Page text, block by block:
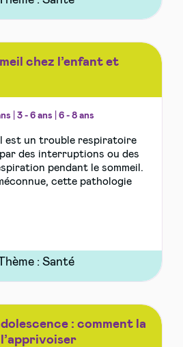
chez l’enfant et
3 - 6 ans 6 - 8 ans
est un trouble respiratoire
des interruptions ou des
pendant le sommeil.
cette pathologie
: comment la